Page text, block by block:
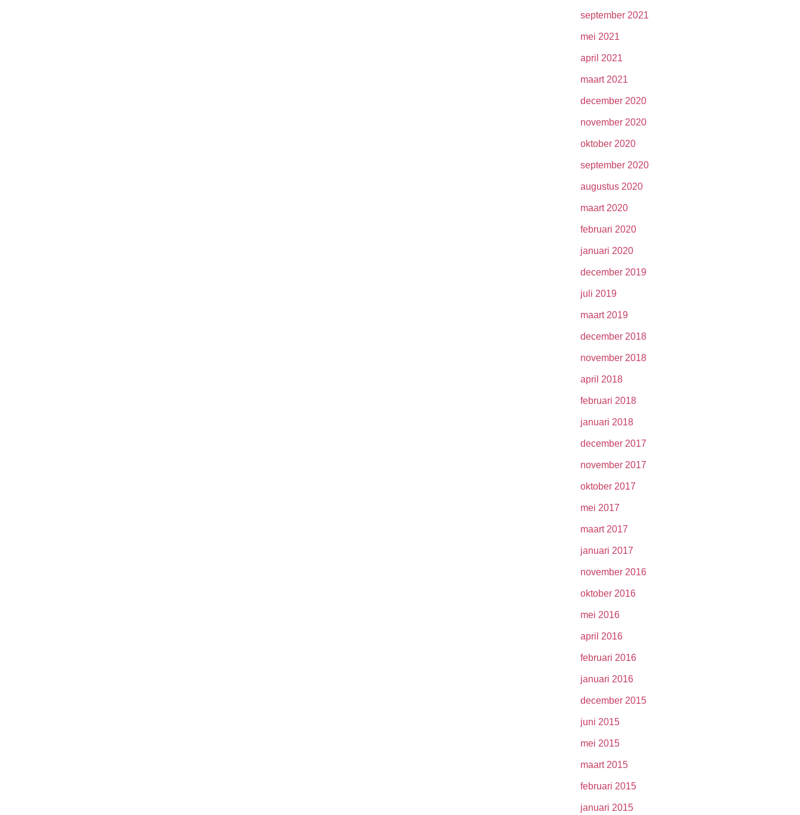
september 2021
mei 2021
april 2021
maart 2021
december 2020
november 2020
oktober 2020
september 2020
augustus 2020
maart 2020
februari 2020
januari 2020
december 2019
juli 2019
maart 2019
december 2018
november 2018
april 2018
februari 2018
januari 2018
december 2017
november 2017
oktober 2017
mei 2017
maart 2017
januari 2017
november 2016
oktober 2016
mei 2016
april 2016
februari 2016
januari 2016
december 2015
juni 2015
mei 2015
maart 2015
februari 2015
januari 2015